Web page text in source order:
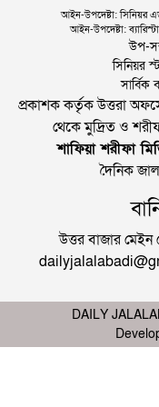
আইন-উপদেষ্টা: সিনিয়র
আইন-উপদেষ্টা:
উপ-
সিনিয়র
প্রকাশক কর্তৃক উত্তরা
থেকে মুদ্রিত ও
শাফিয়া শরীফা
দৈনিক
উত্তর বাজার
DAILY